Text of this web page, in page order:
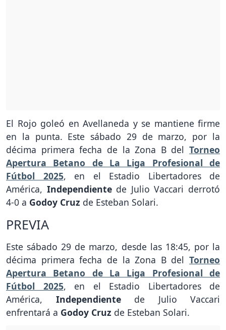
El Rojo goleó en Avellaneda y se mantiene firme
en la punta. Este sábado 29 de marzo, por la
décima primera fecha de la Zona B del Torneo
Apertura Betano de La Liga Profesional de
Fútbol 2025, en el Estadio Libertadores de
América, Independiente de Julio Vaccari derrotó
4-0 a Godoy Cruz de Esteban Solari.
PREVIA
Este sábado 29 de marzo, desde las 18:45, por la
décima primera fecha de la Zona B del Torneo
Apertura Betano de La Liga Profesional de
Fútbol 2025, en el Estadio Libertadores de
América, Independiente de Julio Vaccari
enfrentará a Godoy Cruz de Esteban Solari.